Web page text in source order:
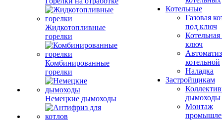
Жидкотопливные
горелки
Комбинированные
горелки
Немецкие дымоходы
Котельные
Газовая
под ключ
ключ
котельной
Наладка
Застройщикам
дымоходы
Монтаж